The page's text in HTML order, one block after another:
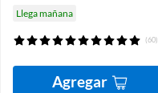
Llega mañana
(60)
Agregar